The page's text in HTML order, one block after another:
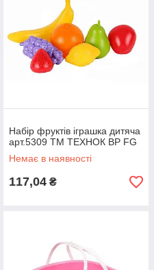
Набір фруктів іграшка дитяча
арт.5309 ТМ ТЕХНОК BP FG
Немає в наявності
117,04 ₴